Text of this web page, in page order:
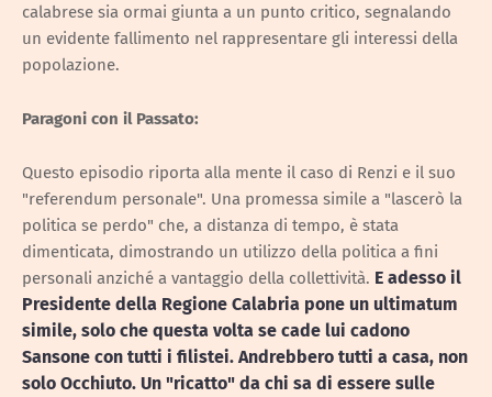
calabrese sia ormai giunta a un punto critico, segnalando
un evidente fallimento nel rappresentare gli interessi della
popolazione.
Paragoni con il Passato:
Questo episodio riporta alla mente il caso di Renzi e il suo
"referendum personale". Una promessa simile a "lascerò la
politica se perdo" che, a distanza di tempo, è stata
dimenticata, dimostrando un utilizzo della politica a fini
personali anziché a vantaggio della collettività. E adesso il
Presidente della Regione Calabria pone un ultimatum
simile, solo che questa volta se cade lui cadono
Sansone con tutti i filistei. Andrebbero tutti a casa, non
solo Occhiuto. Un "ricatto" da chi sa di essere sulle